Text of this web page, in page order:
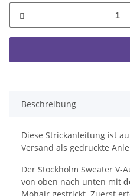
Beschreibung
Diese Strickanleitung ist
Versand als gedruckte
Der Stockholm Sweater
von oben nach unten mit